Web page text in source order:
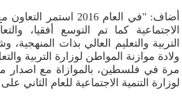
أضاف: "في العام 2016 استمر
الاجتماعية كما تم التوسع أفقيا،
ولادة موازنة المواطن لوزارة التربية
مرة في فلسطين، بالموازاة مع اصدار
لوزارة التنمية الاجتماعية للعام الثاني